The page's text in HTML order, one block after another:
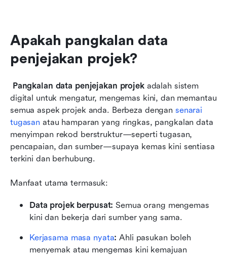
Apakah pangkalan data
penjejakan projek?
Pangkalan data penjejakan projek adalah sistem
digital untuk mengatur, mengemas kini, dan memantau
semua aspek projek anda. Berbeza dengan senarai
tugasan atau hamparan yang ringkas, pangkalan data
menyimpan rekod berstruktur—seperti tugasan,
pencapaian, dan sumber—supaya kemas kini sentiasa
terkini dan berhubung.
Manfaat utama termasuk:
Data projek berpusat: Semua orang mengemas
kini dan bekerja dari sumber yang sama.
Kerjasama masa nyata: Ahli pasukan boleh
menyemak atau mengemas kini kemajuan